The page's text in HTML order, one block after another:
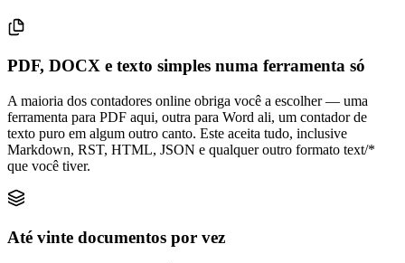
PDF, DOCX e texto simples numa ferramenta só
A maioria dos contadores online obriga você a escolher — uma
ferramenta para PDF aqui, outra para Word ali, um contador de
texto puro em algum outro canto. Este aceita tudo, inclusive
Markdown, RST, HTML, JSON e qualquer outro formato text/*
que você tiver.
Até vinte documentos por vez